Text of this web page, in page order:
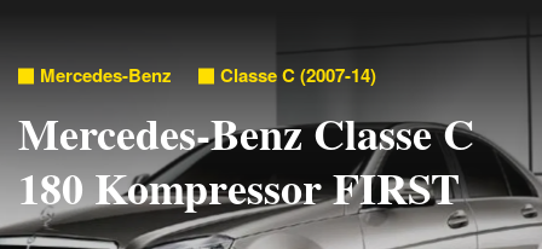
Mercedes-Benz Classe C (2007-14)
Mercedes-Benz Classe C
180 Kompressor FIRST